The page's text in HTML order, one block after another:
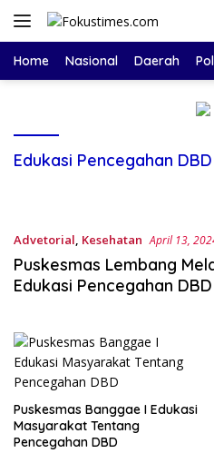
Langsung
Home Nasional Daerah
Edukasi Pencegahan DBD
Advetorial, Kesehatan April 13,
Puskesmas Lembang
Edukasi Pencegahan DBD
Puskesmas Banggae I Edukasi
Masyarakat Tentang
Pencegahan DBD